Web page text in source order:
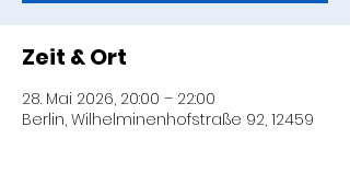
Zeit & Ort
28. Mai 2026, 20:00 – 22:00
Berlin, Wilhelminenhofstraße 92, 12459